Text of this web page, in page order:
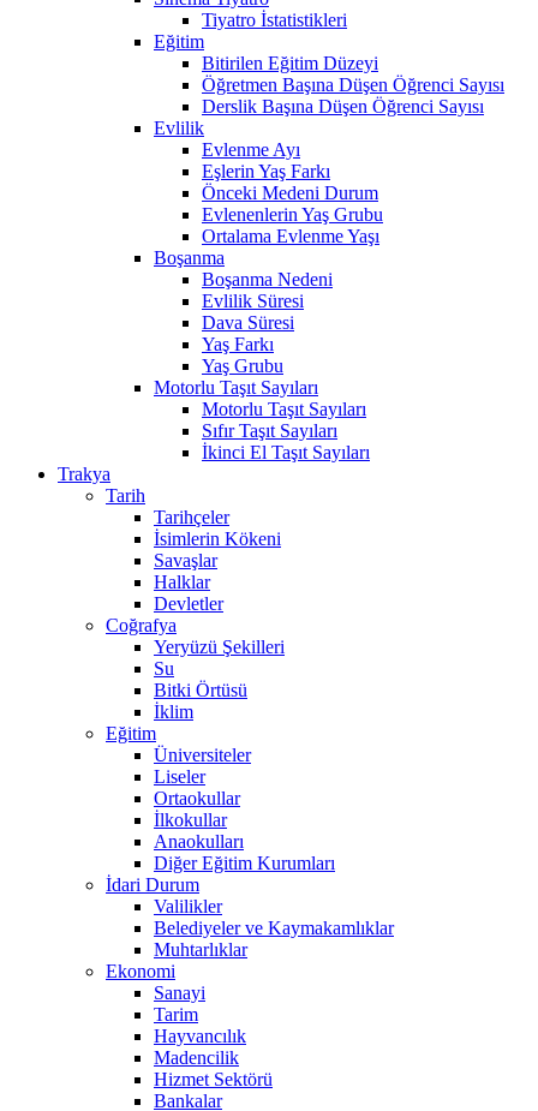
Tiyatro İstatistikleri
Eğitim
Bitirilen Eğitim Düzeyi
Öğretmen Başına Düşen Öğrenci Sayısı
Derslik Başına Düşen Öğrenci Sayısı
Evlilik
Evlenme Ayı
Eşlerin Yaş Farkı
Önceki Medeni Durum
Evlenenlerin Yaş Grubu
Ortalama Evlenme Yaşı
Boşanma
Boşanma Nedeni
Evlilik Süresi
Dava Süresi
Yaş Farkı
Yaş Grubu
Motorlu Taşıt Sayıları
Motorlu Taşıt Sayıları
Sıfır Taşıt Sayıları
İkinci El Taşıt Sayıları
Trakya
Tarih
Tarihçeler
İsimlerin Kökeni
Savaşlar
Halklar
Devletler
Coğrafya
Yeryüzü Şekilleri
Su
Bitki Örtüsü
İklim
Eğitim
Üniversiteler
Liseler
Ortaokullar
İlkokullar
Anaokulları
Diğer Eğitim Kurumları
İdari Durum
Valilikler
Belediyeler ve Kaymakamlıklar
Muhtarlıklar
Ekonomi
Sanayi
Tarim
Hayvancılık
Madencilik
Hizmet Sektörü
Bankalar